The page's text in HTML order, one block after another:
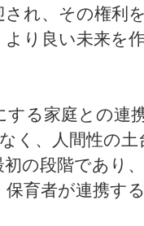
れ、その権利
り良い未来を
する家庭との連
く、人間性の
の段階であり
育者が連携す